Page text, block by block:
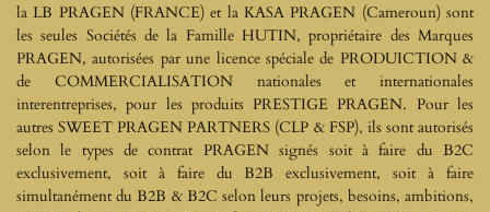
la LB PRAGEN (FRANCE) et la KASA PRAGEN (Cameroun) sont
les seules Sociétés de la Famille HUTIN, propriétaire des Marques
PRAGEN, autorisées par une licence spéciale de PRODUICTION &
de COMMERCIALISATION nationales et internationales
interentreprises, pour les produits PRESTIGE PRAGEN. Pour les
autres SWEET PRAGEN PARTNERS (CLP & FSP), ils sont autorisés
selon le types de contrat PRAGEN signés soit à faire du B2C
exclusivement, soit à faire du B2B exclusivement, soit à faire
simultanément du B2B & B2C selon leurs projets, besoins, ambitions,